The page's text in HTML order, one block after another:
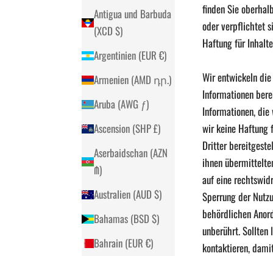
Antigua und Barbuda
(XCD $)
Argentinien (EUR €)
Armenien (AMD դր.)
Aruba (AWG ƒ)
Ascension (SHP £)
Aserbaidschan (AZN
₼)
Australien (AUD $)
Bahamas (BSD $)
Bahrain (EUR €)
finden Sie
oder verpflichtet
Haftung für
Wir entwickeln
Informationen
Informationen,
wir keine Haftung
Dritter
ihnen
auf eine
Sperrung der
behördlichen
unberührt. Sollten
kontaktieren,